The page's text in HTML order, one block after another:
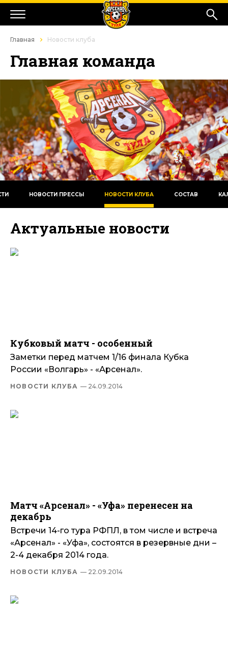
Главная Новости клуба
Главная команда
НОВОСТИ ПРЕССЫ НОВОСТИ КЛУБА СОСТАВ
Актуальные новости
Кубковый матч - особенный
Заметки перед матчем 1/16 финала Кубка
России «Волгарь» - «Арсенал».
НОВОСТИ КЛУБА — 24.09.2014
Матч «Арсенал» - «Уфа» перенесен на
декабрь
Встречи 14-го тура РФПЛ, в том числе и встреча
«Арсенал» - «Уфа», состоятся в резервные дни –
2-4 декабря 2014 года.
НОВОСТИ КЛУБА — 22.09.2014